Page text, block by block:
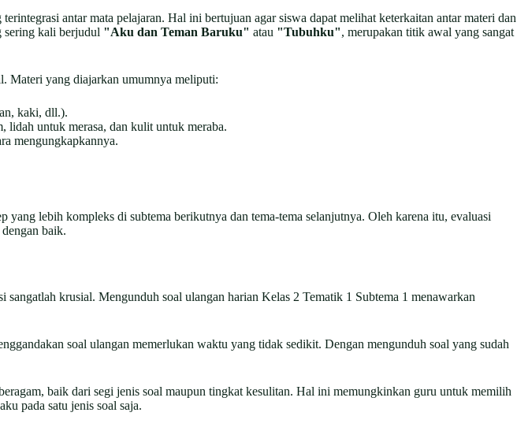
antar mata pelajaran. Hal ini bertujuan agar siswa dapat melihat keterkaitan antar materi dan
sering kali berjudul "Aku dan Teman Baruku" atau "Tubuhku", merupakan titik awal yang sangat
Materi yang diajarkan umumnya meliputi:
kaki, dll.).
lidah untuk merasa, dan kulit untuk meraba.
mengungkapkannya.
yang lebih kompleks di subtema berikutnya dan tema-tema selanjutnya. Oleh karena itu, evaluasi
baik.
krusial. Mengunduh soal ulangan harian Kelas 2 Tematik 1 Subtema 1 menawarkan
soal ulangan memerlukan waktu yang tidak sedikit. Dengan mengunduh soal yang sudah
baik dari segi jenis soal maupun tingkat kesulitan. Hal ini memungkinkan guru untuk memilih
pada satu jenis soal saja.